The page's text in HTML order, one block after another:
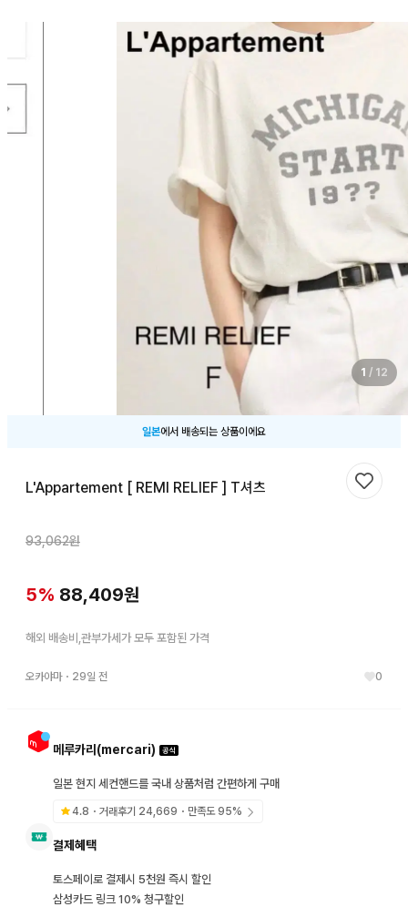
1 / 12
일본에서 배송되는 상품이에요
L'Appartement [ REMI RELIEF ] T셔츠
93,062원
5% 88,409원
해외 배송비,관부가세가 모두 포함된 가격
오카야마・ 29일 전 0
메루카리(mercari)
일본 현지 세컨핸드를 국내 상품처럼 간편하게 구매
4.8 ・거래후기 24,669 ・만족도95%
결제혜택
토스페이로 결제시 5천원 즉시 할인
삼성카드 링크 10% 청구할인
찜하기